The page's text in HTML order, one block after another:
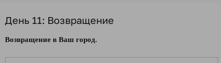
День 11: Возвращение
Возвращение в Ваш город.